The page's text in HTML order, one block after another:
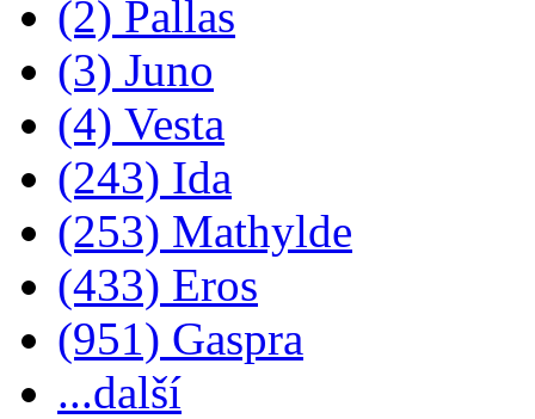
(2) Pallas
(3) Juno
(4) Vesta
(243) Ida
(253) Mathylde
(433) Eros
(951) Gaspra
...další